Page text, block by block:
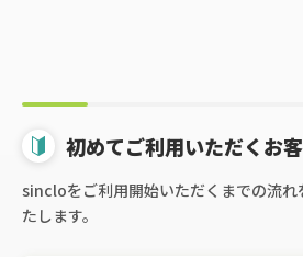
初めてご利用いただくお
sincloをご利用開始いただくまでの流れ
たします。